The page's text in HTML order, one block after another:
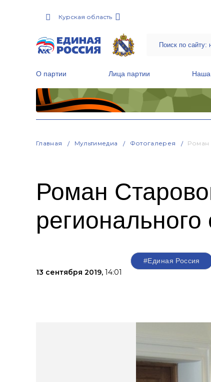
Курская область
О партии Лица партии Наша
Главная Мультимедиа Фотогалерея Роман
Роман
13 сентября 2019, 14:01
#Единая Россия